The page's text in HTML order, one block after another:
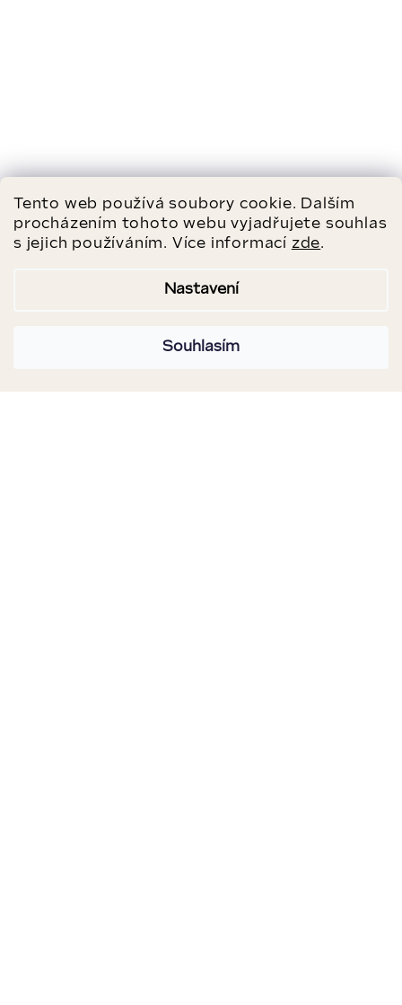
Tento web používá soubory cookie. Dalším
procházením tohoto webu vyjadřujete souhlas
s jejich používáním. Více informací zde.
Nastavení
Souhlasím
Aktuální nabídka impozantních minerálů
od našich dodavatelů